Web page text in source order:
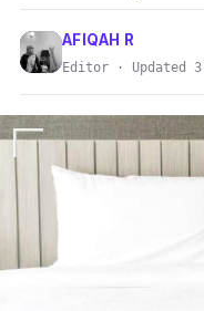
AFIQAH R
Editor · Updated